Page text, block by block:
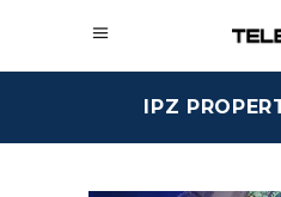
IPZ